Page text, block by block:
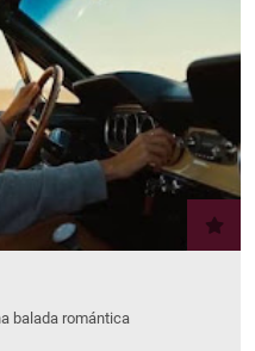
balada romántica